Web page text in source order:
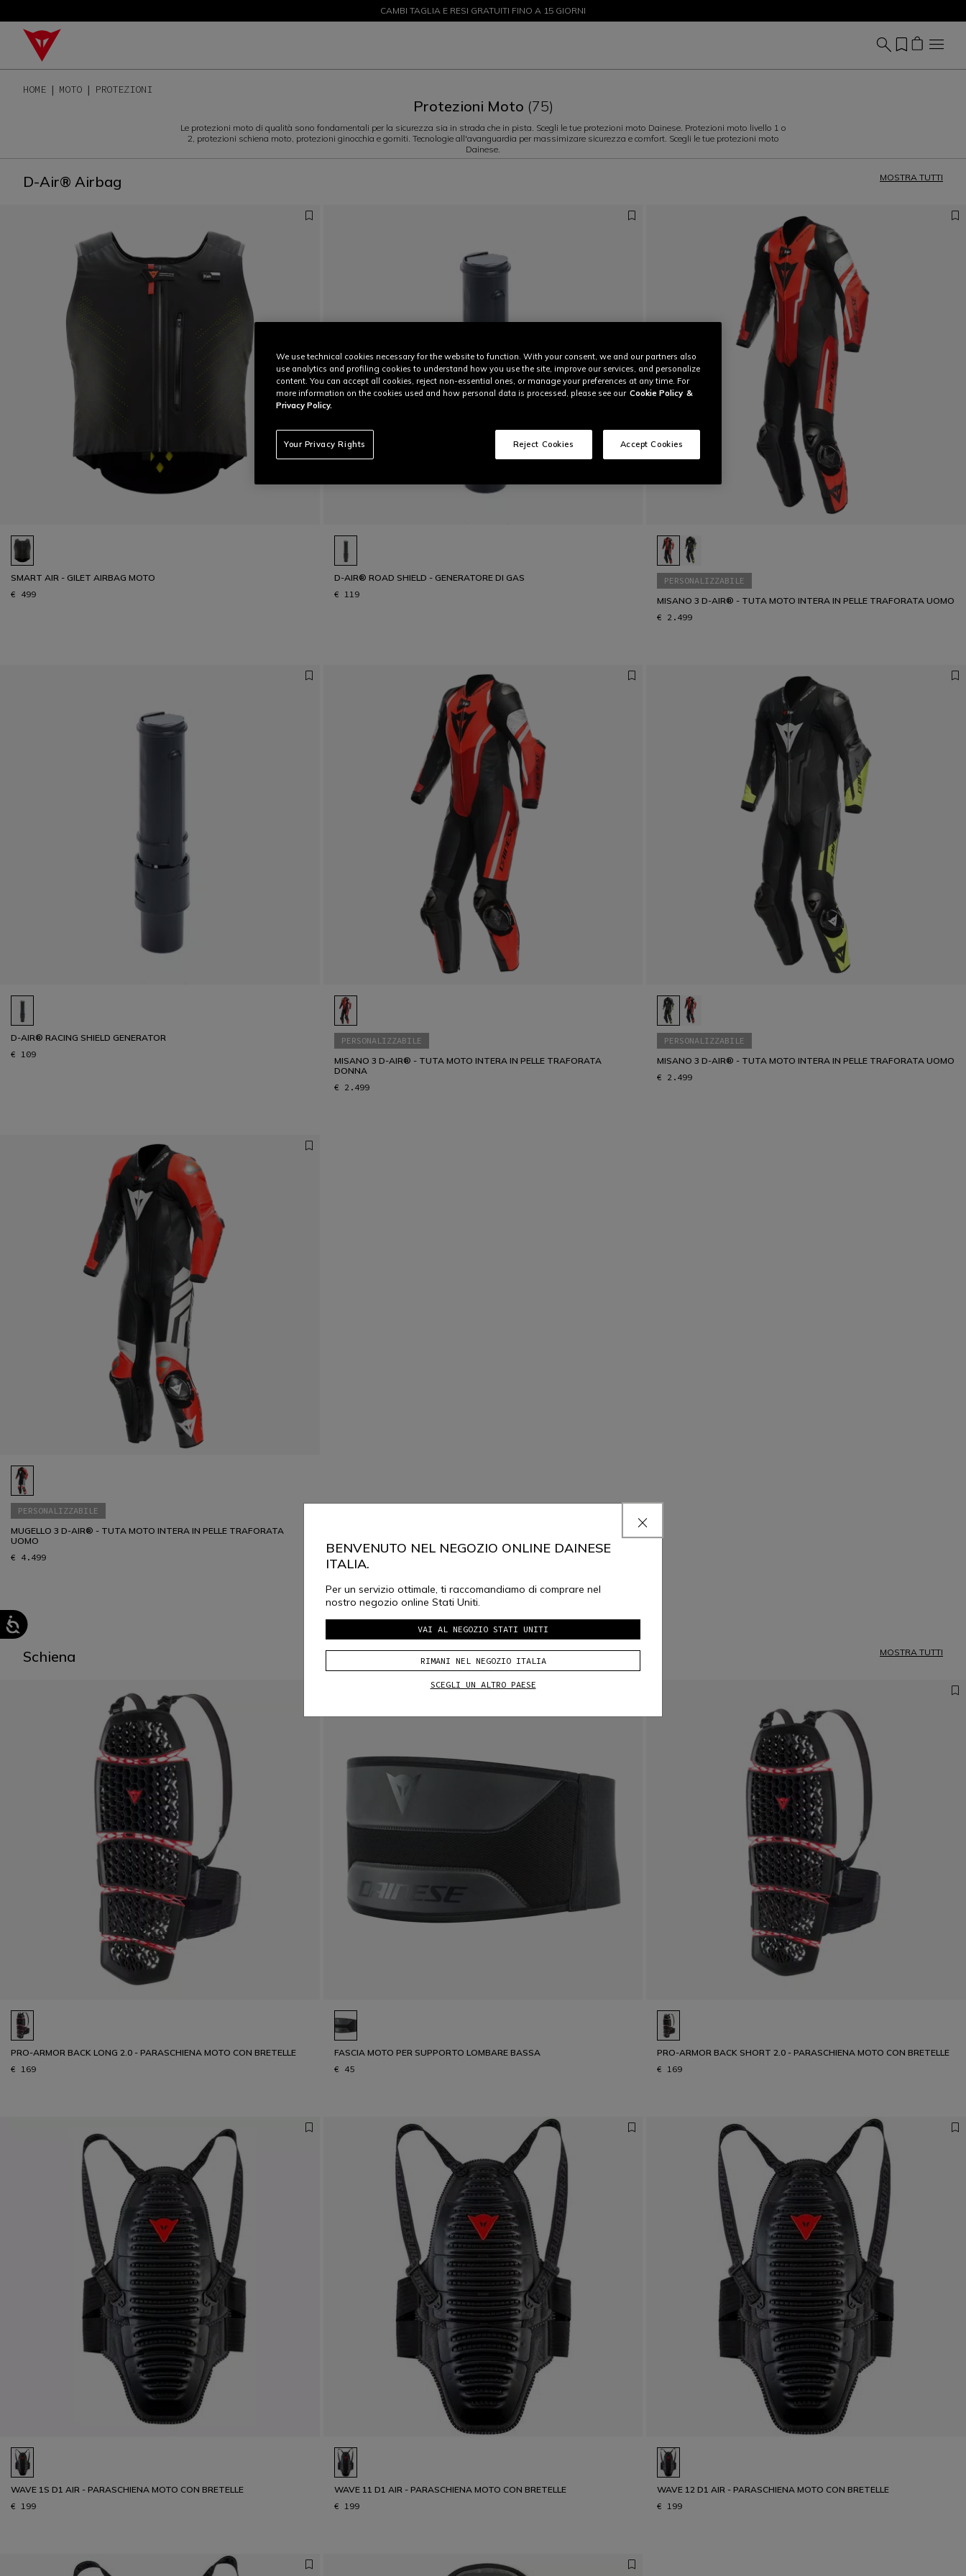
SALDI FINO AL 50% - ACQUISTA ORA
CAMBI TAGLIA E RESI GRATUITI FINO A 15 GIORNI
HOME MOTO PROTEZIONI
Protezioni Moto (75)
Le protezioni moto di qualità sono fondamentali per la sicurezza sia in strada che in pista. Scegli le tue protezioni moto Dainese. Protezioni moto livello 1 o
2, protezioni schiena moto, protezioni ginocchia e gomiti. Tecnologie all'avanguardia per massimizare sicurezza e comfort. Scegli le tue protezioni moto
Dainese.
D-Air® Airbag MOSTRA TUTTI
SMART AIR - GILET AIRBAG MOTO
€ 499
D-AIR® ROAD SHIELD - GENERATORE DI GAS
€ 119
PERSONALIZZABILE
MISANO 3 D-AIR® - TUTA MOTO INTERA IN PELLE TRAFORATA UOMO
€ 2.499
D-AIR® RACING SHIELD GENERATOR
€ 109
PERSONALIZZABILE
MISANO 3 D-AIR® - TUTA MOTO INTERA IN PELLE TRAFORATA
DONNA
€ 2.499
PERSONALIZZABILE
MISANO 3 D-AIR® - TUTA MOTO INTERA IN PELLE TRAFORATA UOMO
€ 2.499
PERSONALIZZABILE
MUGELLO 3 D-AIR® - TUTA MOTO INTERA IN PELLE TRAFORATA
UOMO
€ 4.499
Schiena MOSTRA TUTTI
PRO-ARMOR BACK LONG 2.0 - PARASCHIENA MOTO CON BRETELLE
€ 169
FASCIA MOTO PER SUPPORTO LOMBARE BASSA
€ 45
PRO-ARMOR BACK SHORT 2.0 - PARASCHIENA MOTO CON BRETELLE
€ 169
WAVE 1S D1 AIR - PARASCHIENA MOTO CON BRETELLE
€ 199
WAVE 11 D1 AIR - PARASCHIENA MOTO CON BRETELLE
€ 199
WAVE 12 D1 AIR - PARASCHIENA MOTO CON BRETELLE
€ 199
BENVENUTO NEL NEGOZIO ONLINE DAINESE
ITALIA.
Per un servizio ottimale, ti raccomandiamo di comprare nel
nostro negozio online Stati Uniti.
VAI AL NEGOZIO STATI UNITI
RIMANI NEL NEGOZIO ITALIA
SCEGLI UN ALTRO PAESE
We use technical cookies necessary for the website to function. With your consent, we and our partners also
use analytics and profiling cookies to understand how you use the site, improve our services, and personalize
content. You can accept all cookies, reject non-essential ones, or manage your preferences at any time. For
more information on the cookies used and how personal data is processed, please see our Cookie Policy &
Privacy Policy.
Your Privacy Rights Reject Cookies Accept Cookies